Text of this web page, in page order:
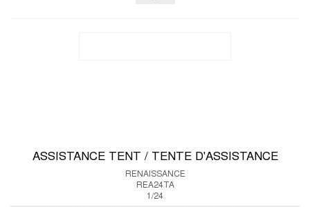
ASSISTANCE TENT / TENTE D'ASSISTANCE
RENAISSANCE
REA24TA
1/24